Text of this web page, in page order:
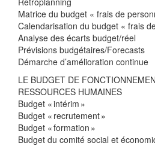
Matrice du budget « frais de
Calendarisation du budget « frais
Analyse des écarts budget/réel
Prévisions budgétaires/Forecasts
Démarche d’amélioration continue
LE BUDGET DE
RESSOURCES HUMAINES
Budget « intérim »
Budget « recrutement »
Budget « formation »
Budget du comité social et